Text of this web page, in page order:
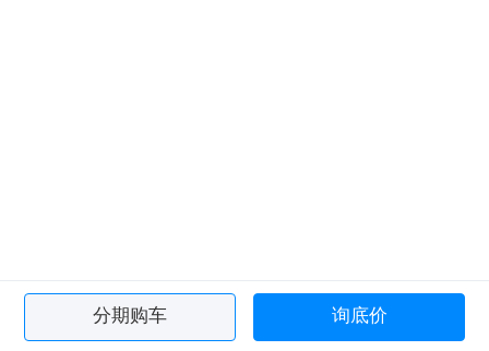
分期购车 询底价